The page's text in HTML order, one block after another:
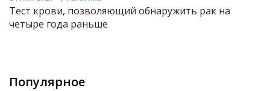
Тест крови, позволяющий обнаружить рак на
четыре года раньше
Популярное